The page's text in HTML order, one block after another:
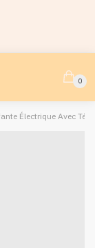
0
Électrique Avec